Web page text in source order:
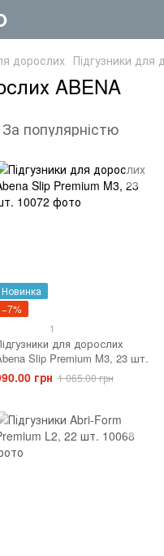
дорослих Підгузники для
ABENA
За популярністю
Новинка
−7%
1
для дорослих
Slip Premium M3, 23 шт.
грн 1 065.00 грн